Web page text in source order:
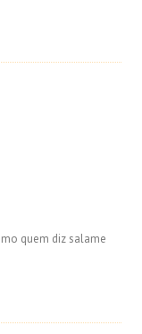
quem diz salame